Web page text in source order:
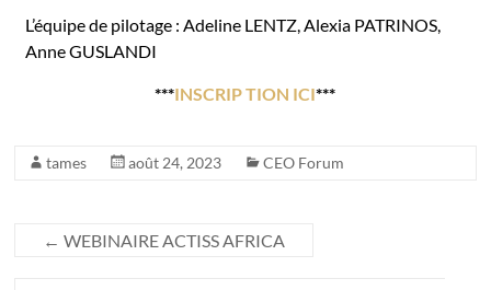
L’équipe de pilotage : Adeline LENTZ, Alexia PATRINOS,
Anne GUSLANDI
***INSCRIP TION ICI***
tames août 24, 2023 CEO Forum
← WEBINAIRE ACTISS AFRICA